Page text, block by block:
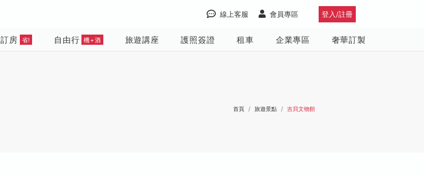
登入/註冊
會員專區
線上客服
訂房 省! 自由行 機+酒 旅遊講座 護照簽證 租車 企業專區 奢華訂製
首頁 旅遊景點 吉貝文物館